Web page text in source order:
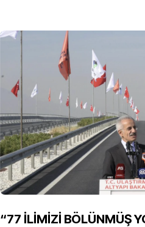
“77 İLİMİZİ BÖLÜNMÜŞ